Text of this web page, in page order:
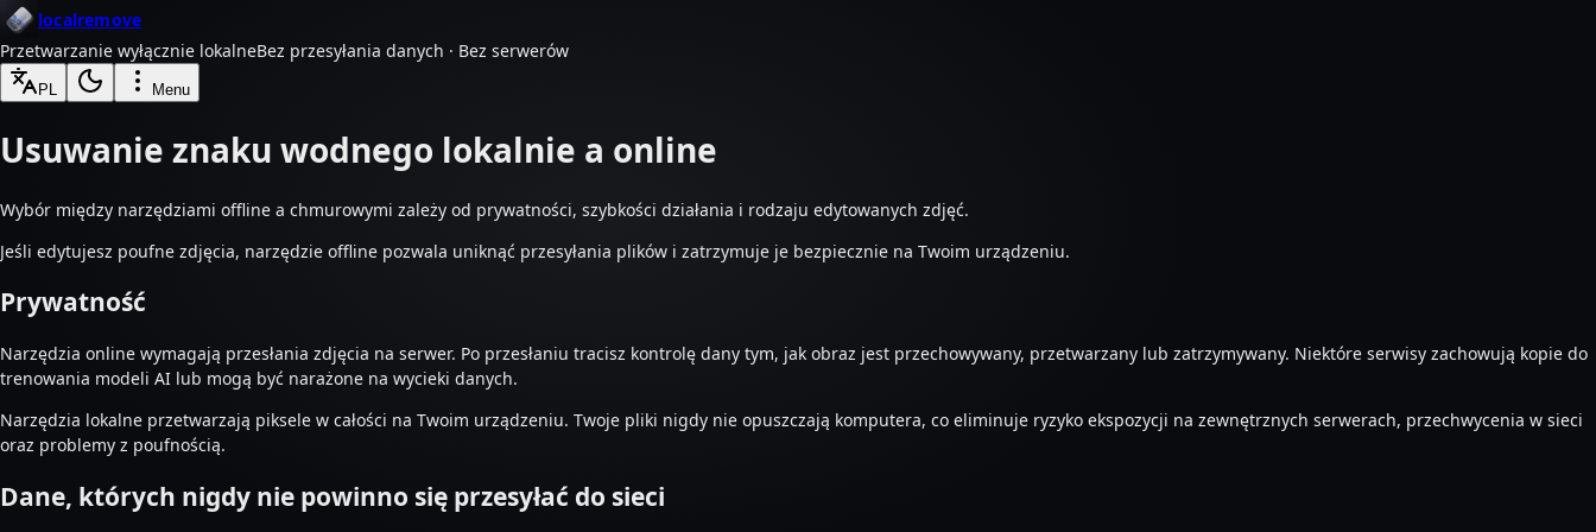
localremove
Przetwarzanie wyłącznie lokalneBez przesyłania danych · Bez serwerów
PL Menu
Usuwanie znaku wodnego lokalnie a online
Wybór między narzędziami offline a chmurowymi zależy od prywatności, szybkości działania i rodzaju edytowanych zdjęć.
Jeśli edytujesz poufne zdjęcia, narzędzie offline pozwala uniknąć przesyłania plików i zatrzymuje je bezpiecznie na Twoim urządzeniu.
Prywatność
Narzędzia online wymagają przesłania zdjęcia na serwer. Po przesłaniu tracisz kontrolę dany tym, jak obraz jest przechowywany, przetwarzany lub zatrzymywany. Niektóre serwisy zachowują kopie do
trenowania modeli AI lub mogą być narażone na wycieki danych.
Narzędzia lokalne przetwarzają piksele w całości na Twoim urządzeniu. Twoje pliki nigdy nie opuszczają komputera, co eliminuje ryzyko ekspozycji na zewnętrznych serwerach, przechwycenia w sieci
oraz problemy z poufnością.
Dane, których nigdy nie powinno się przesyłać do sieci